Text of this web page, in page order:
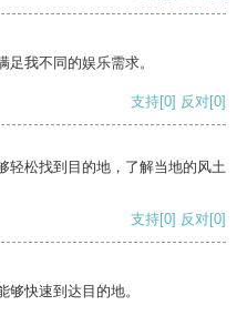
我不同的娱乐需求。
支持[0] 反对[0]
轻松找到目的地，了解当地的风土
支持[0] 反对[0]
快速到达目的地。